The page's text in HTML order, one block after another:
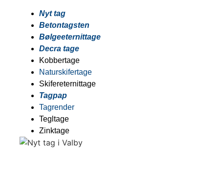
Nyt tag
Betontagsten
Bølgeeternittage
Decra tage
Kobbertage
Naturskifertage
Skifereternittage
Tagpap
Tagrender
Tegltage
Zinktage